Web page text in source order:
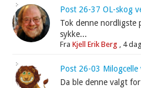
Post 26-37 OL-skog
Tok denne nordligste
sykke...
FraKjell Erik Berg , 4
Post 26-03 Milogcelle
Da ble denne valgt